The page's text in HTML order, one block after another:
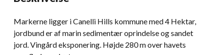
Markerne ligger i Canelli Hills kommune med 4 Hektar,
jordbund er af marin sedimentær oprindelse og sandet
jord. Vingård eksponering. Højde 280 m over havets